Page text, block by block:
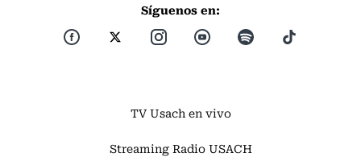
Síguenos en:
TV Usach en vivo
Streaming Radio USACH